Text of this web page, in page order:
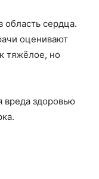
область сердца.
оценивают
тяжёлое, но
вреда здоровью